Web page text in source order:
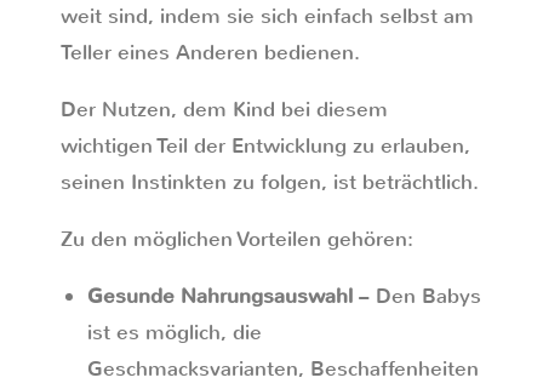
weit sind, indem sie sich einfach selbst am
Teller eines Anderen bedienen.
Der Nutzen, dem Kind bei diesem
wichtigen Teil der Entwicklung zu erlauben,
seinen Instinkten zu folgen, ist beträchtlich.
Zu den möglichen Vorteilen gehören:
Gesunde Nahrungsauswahl – Den Babys
ist es möglich, die
Geschmacksvarianten, Beschaffenheiten